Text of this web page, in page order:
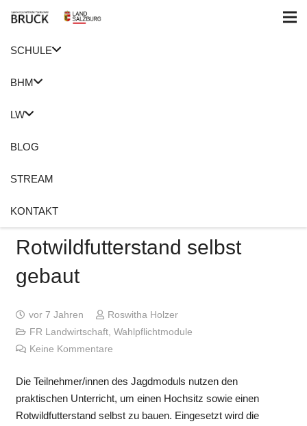
SCHULE
BHM
LW
BLOG
STREAM
KONTAKT
Hochsitz und
Rotwildfutterstand selbst
gebaut
vor 7 Jahren
Roswitha Holzer
FR Landwirtschaft, Wahlpflichtmodule
Keine Kommentare
Die Teilnehmer/innen des Jagdmoduls nutzen den
praktischen Unterricht, um einen Hochsitz sowie einen
Rotwildfutterstand selbst zu bauen. Eingesetzt wird die